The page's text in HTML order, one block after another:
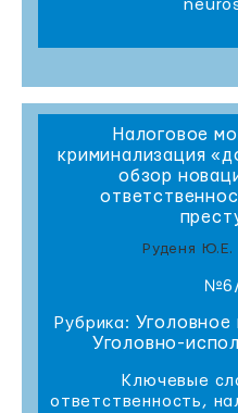
Налоговое
криминализация
обзор
Руденя Ю.Е.
№6/
Рубрика: Уголовное
Уголовно-
Ключевые
ответственность,